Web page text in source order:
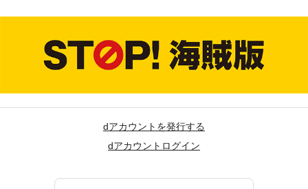
dアカウントを発行する
dアカウントログイン